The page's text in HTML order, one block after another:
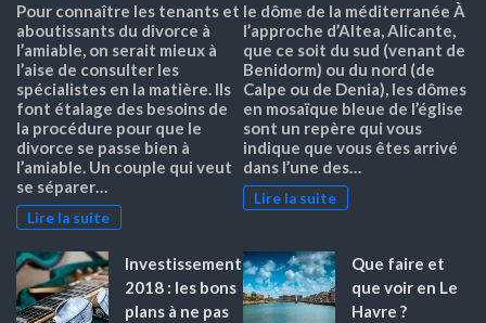
Pour connaître les tenants et
aboutissants du divorce à
l’amiable, on serait mieux à
l’aise de consulter les
spécialistes en la matière. Ils
font étalage des besoins de
la procédure pour que le
divorce se passe bien à
l’amiable. Un couple qui veut
se séparer…
Lire la suite
le dôme de la méditerranée À
l’approche d’Altea, Alicante,
que ce soit du sud (venant de
Benidorm) ou du nord (de
Calpe ou de Denia), les dômes
en mosaïque bleue de l’église
sont un repère qui vous
indique que vous êtes arrivé
dans l’une des…
Lire la suite
Investissement
2018 : les bons
plans à ne pas
Que faire et
que voir en Le
Havre ?